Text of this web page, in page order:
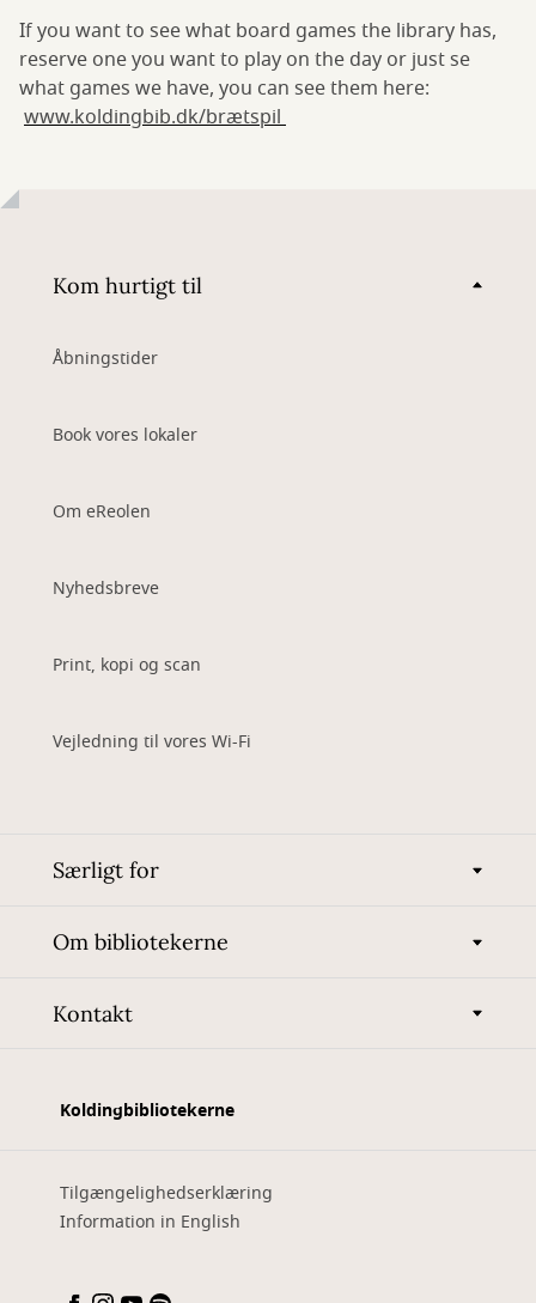
If you want to see what board games the library has,
reserve one you want to play on the day or just se
what games we have, you can see them here:
www.koldingbib.dk/brætspil
Kom hurtigt til
Åbningstider
Book vores lokaler
Om eReolen
Nyhedsbreve
Print, kopi og scan
Vejledning til vores Wi-Fi
Særligt for
Om bibliotekerne
Kontakt
Koldingbibliotekerne
Tilgængelighedserklæring
Information in English